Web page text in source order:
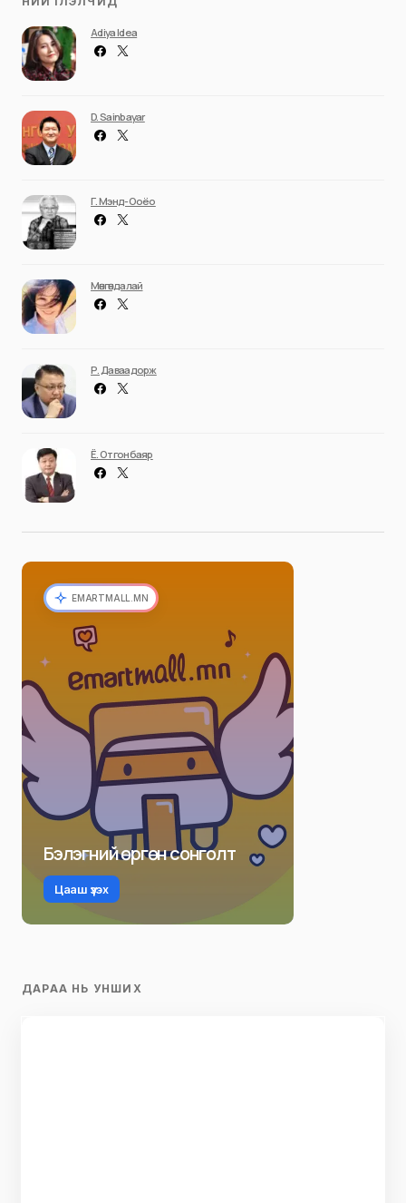
Adiya Idea
D. Sainbayar
Г. Мэнд-Ооёо
Мөнгөндалай
Р. Даваадорж
Ё. Отгонбаяр
EMARTMALL.MN
Бэлэгний өргөн сонголт
Цааш үзэх
ДАРАА НЬ УНШИХ